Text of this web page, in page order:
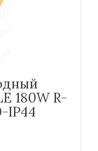
180W R-
IP44